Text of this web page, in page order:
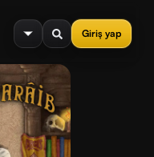
Giriş yap